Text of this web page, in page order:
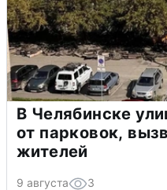
В Челябинске
от парковок,
жителей
9 августа 3